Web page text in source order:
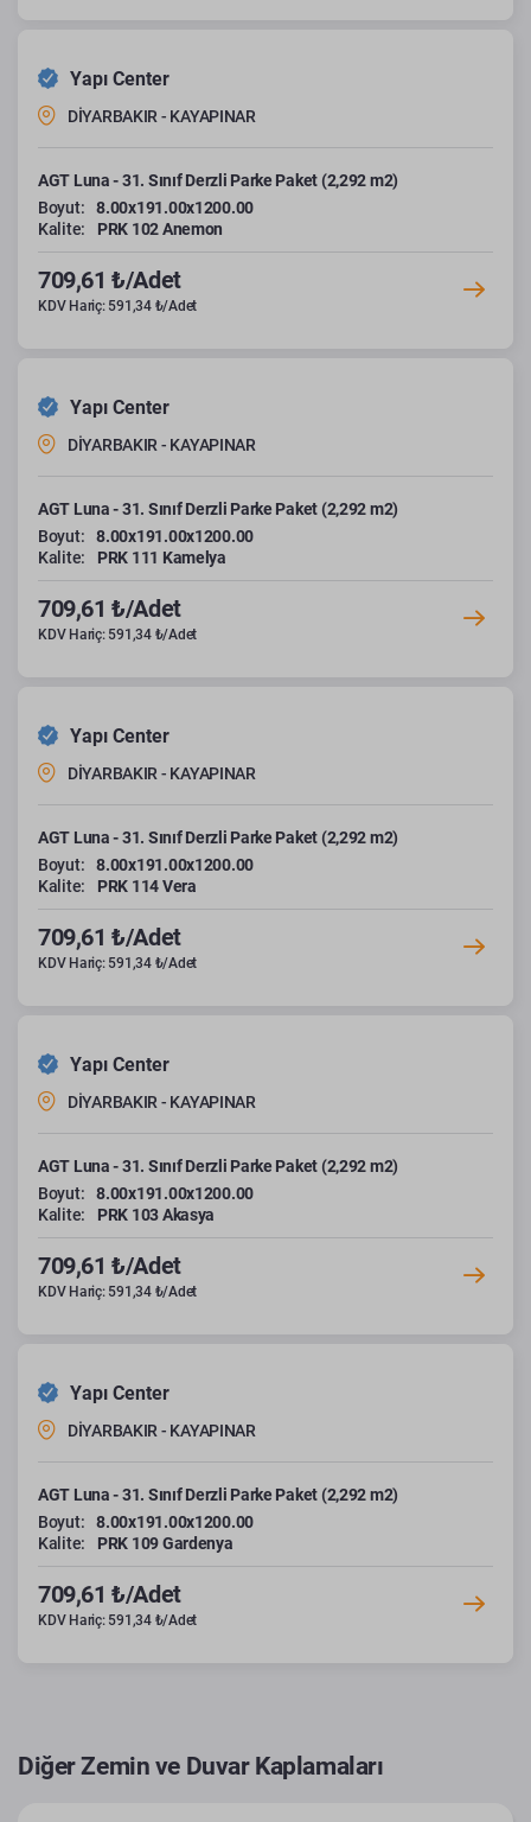
Yapı Center
DİYARBAKIR - KAYAPINAR
AGT Luna - 31. Sınıf Derzli Parke Paket (2,292 m2)
Boyut:
8.00x191.00x1200.00
Kalite:
PRK 102 Anemon
709,61 ₺/Adet
KDV Hariç: 591,34 ₺/Adet
Yapı Center
DİYARBAKIR - KAYAPINAR
AGT Luna - 31. Sınıf Derzli Parke Paket (2,292 m2)
Boyut:
8.00x191.00x1200.00
Kalite:
PRK 111 Kamelya
709,61 ₺/Adet
KDV Hariç: 591,34 ₺/Adet
Yapı Center
DİYARBAKIR - KAYAPINAR
AGT Luna - 31. Sınıf Derzli Parke Paket (2,292 m2)
Boyut:
8.00x191.00x1200.00
Kalite:
PRK 114 Vera
709,61 ₺/Adet
KDV Hariç: 591,34 ₺/Adet
Yapı Center
DİYARBAKIR - KAYAPINAR
AGT Luna - 31. Sınıf Derzli Parke Paket (2,292 m2)
Boyut:
8.00x191.00x1200.00
Kalite:
PRK 103 Akasya
709,61 ₺/Adet
KDV Hariç: 591,34 ₺/Adet
Yapı Center
DİYARBAKIR - KAYAPINAR
AGT Luna - 31. Sınıf Derzli Parke Paket (2,292 m2)
Boyut:
8.00x191.00x1200.00
Kalite:
PRK 109 Gardenya
709,61 ₺/Adet
KDV Hariç: 591,34 ₺/Adet
Diğer Zemin ve Duvar Kaplamaları